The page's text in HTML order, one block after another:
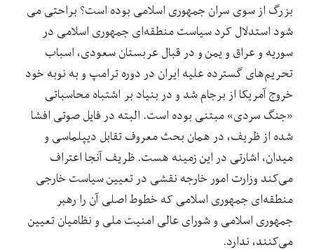
بزرگ از سوی سران جمهوری اسلامی ‌بوده است؟ براحتی می
شود استدلال کرد سیاست منطقه‌ای جمهوری اسلامی در
سوریه و عراق و یمن و در قبال عربستان سعودی، اسباب
تحریم‌های گسترده علیه ایران در دوره ترامپ و به نوبه خود
خروج آمریکا از برجام شد و در بنیاد بر اشتباه محاسباتی
«جنگ سردی» مبتنی بوده است. البته در فایل صوتی افشا
شده از ظریف، در همان بحث معروف تقابل دیپلماسی و
میدان، اشارتی در این زمینه هست. ظریف آنجا اعتراف
می‌کند وزارت امور خارجه نقشی در تعیین سیاست‌ خارجی
منطقه‌ای جمهوری اسلامی که خطوط اصلی آن را رهبر
جمهوری اسلامی و شورای عالی امنیت ملی و نظامیان تعیین
می‌کنند، ندارد.